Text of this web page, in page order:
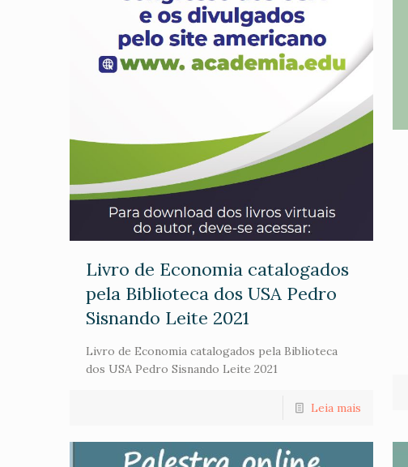
Livro de Economia catalogados
pela Biblioteca dos USA Pedro
Sisnando Leite 2021
Livro de Economia catalogados pela Biblioteca
dos USA Pedro Sisnando Leite 2021
Leia mais